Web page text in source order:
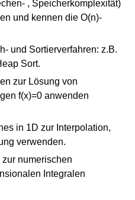
, Speicherkomplexität)
und kennen die O(n)-
und Sortierverfahren: z.B.
Sort.
zur Lösung von
f(x)=0 anwenden
in 1D zur Interpolation,
verwenden.
numerischen
Integralen